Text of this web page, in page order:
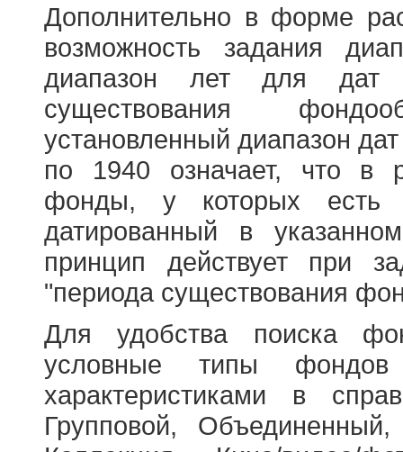
Дополнительно в форме
возможность задания
диапазон лет для
существования
установленный диапазон
по 1940 означает, что в
фонды, у которых есть
датированный в
принцип действует при
"периода существования
Для удобства поиска
условные типы
характеристиками в
Групповой,